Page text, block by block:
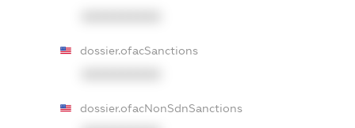
dossier.ofacSanctions
dossier.ofacNonSdnSanctions